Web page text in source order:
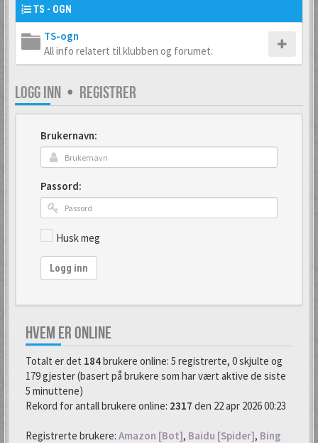
TS - OGN
TS-ogn
All info relatert til klubben og forumet.
LOGG INN • REGISTRER
Brukernavn:
Passord:
Husk meg
Logg inn
HVEM ER ONLINE
Totalt er det 184brukere online: 5 registrerte, 0 skjulte og
179 gjester (basert på brukere som har vært aktive de siste
5 minuttene)
Rekord for antall brukere online: 2317 den 22 apr 2026 00:23
Registrerte brukere: Amazon [Bot], Baidu [Spider], Bing